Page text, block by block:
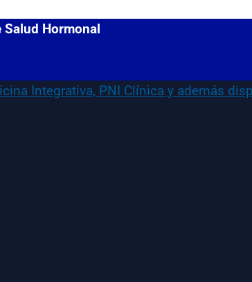
Salud Hormonal